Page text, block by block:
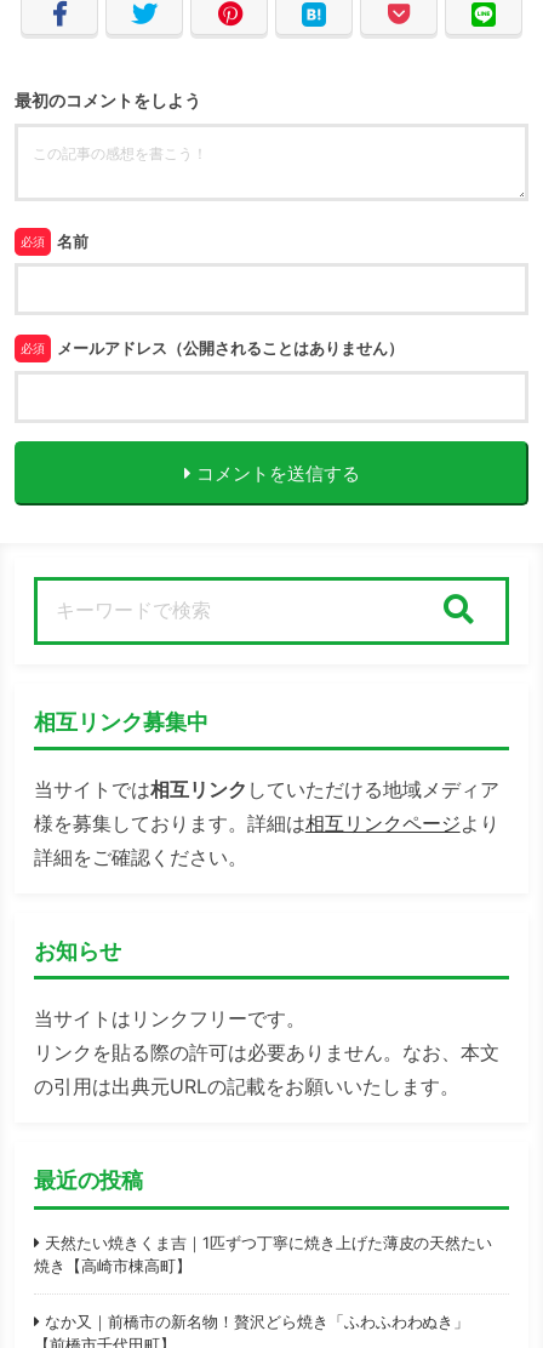
最初のコメントをしよう
必須 名前
必須 メールアドレス（公開されることはありません）
コメントを送信する
相互リンク募集中
当サイトでは相互リンク していただける地域メディア
様を募集しております。詳細は相互リンクページより
詳細をご確認ください。
お知らせ
当サイトはリンクフリーです。
リンクを貼る際の許可は必要ありません。なお、本文
の引用は出典元URLの記載をお願いいたします。
最近の投稿
天然たい焼きくま吉｜1匹ずつ丁寧に焼き上げた薄皮の天然たい
焼き【高崎市棟高町】
なか又｜前橋市の新名物！贅沢どら焼き「ふわふわわぬき」